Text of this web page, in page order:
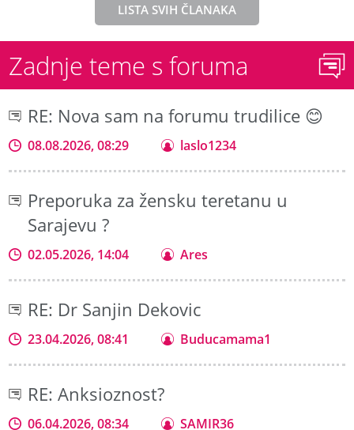
LISTA SVIH ČLANAKA
Zadnje teme s foruma
RE: Nova sam na forumu trudilice 😊
08.08.2026, 08:29 laslo1234
Preporuka za žensku teretanu u
Sarajevu ?
02.05.2026, 14:04 Ares
RE: Dr Sanjin Dekovic
23.04.2026, 08:41 Buducamama1
RE: Anksioznost?
06.04.2026, 08:34 SAMIR36